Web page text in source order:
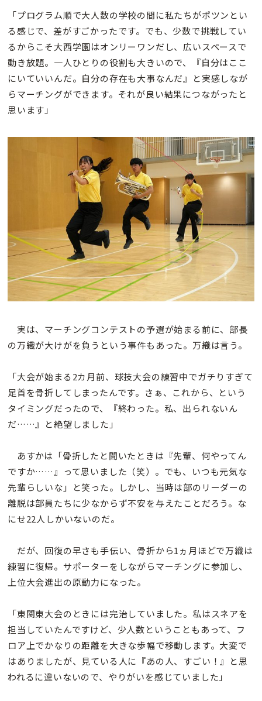
「プログラム順で大人数の学校の間に私たちがポツンとい
る感じで、差がすごかったです。でも、少数で挑戦してい
るからこそ大西学園はオンリーワンだし、広いスペースで
動き放題。一人ひとりの役割も大きいので、『自分はここ
にいていいんだ。自分の存在も大事なんだ』と実感しなが
らマーチングができます。それが良い結果につながったと
思います」
実は、マーチングコンテストの予選が始まる前に、部長
の万織が大けがを負うという事件もあった。万織は言う。
「大会が始まる2カ月前、球技大会の練習中でガチりすぎて
足首を骨折してしまったんです。さぁ、これから、という
タイミングだったので、『終わった。私、出られないん
だ……』と絶望しました」
あすかは「骨折したと聞いたときは『先輩、何やってん
ですか……』って思いました（笑）。でも、いつも元気な
先輩らしいな」と笑った。しかし、当時は部のリーダーの
離脱は部員たちに少なからず不安を与えたことだろう。な
にせ22人しかいないのだ。
だが、回復の早さも手伝い、骨折から1ヵ月ほどで万織は
練習に復帰。サポーターをしながらマーチングに参加し、
上位大会進出の原動力になった。
「東関東大会のときには完治していました。私はスネアを
担当していたんですけど、少人数ということもあって、フ
ロア上でかなりの距離を大きな歩幅で移動します。大変で
はありましたが、見ている人に『あの人、すごい！』と思
われるに違いないので、やりがいを感じていました」